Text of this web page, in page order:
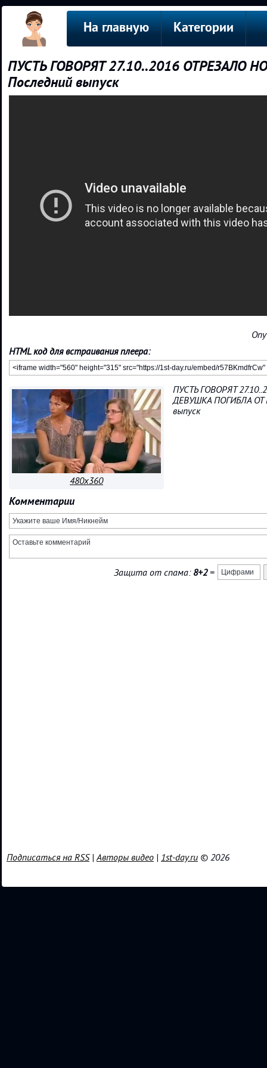
На главную Категории
ПУСТЬ ГОВОРЯТ 27.10..2016 ОТРЕЗАЛО
Последний выпуск
HTML код для встраивания плеера:
480x360
ПУСТЬ ГОВОРЯТ
ДЕВУШКА ПОГИБЛА ОТ
выпуск
Комментарии
Защита от спама: 8+2=
Подписаться на RSS|Авторы видео | 1st-day.ru © 2026